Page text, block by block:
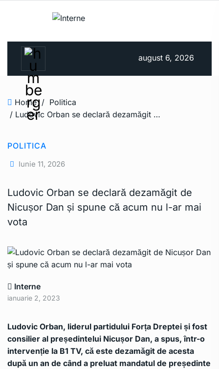
august 6, 2026
Home / Politica
/ Ludovic Orban se declară dezamăgit de Nicușor Dan și spune că acum nu l-ar mai vota
POLITICA
Iunie 11, 2026
Ludovic Orban se declară dezamăgit de
Nicușor Dan și spune că acum nu l-ar mai
vota
Interne
ianuarie 2, 2023
Ludovic Orban, liderul partidului Forța Dreptei și fost
consilier al președintelui Nicușor Dan, a spus, într-o
intervenție la B1 TV, că este dezamăgit de acesta
după un an de când a preluat mandatul de președinte